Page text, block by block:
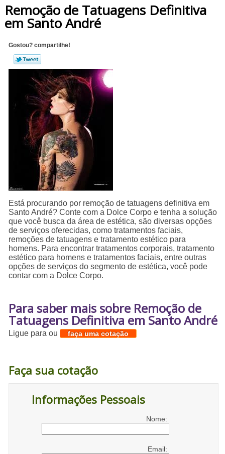
Remoção de Tatuagens Definitiva
em Santo André
Gostou? compartilhe!
Está procurando por remoção de tatuagens definitiva em
Santo André? Conte com a Dolce Corpo e tenha a solução
que você busca da área de estética, são diversas opções
de serviços oferecidas, como tratamentos faciais,
remoções de tatuagens e tratamento estético para
homens. Para encontrar tratamentos corporais, tratamento
estético para homens e tratamentos faciais, entre outras
opções de serviços do segmento de estética, você pode
contar com a Dolce Corpo.
Para saber mais sobre Remoção de
Tatuagens Definitiva em Santo André
Ligue paraou faça uma cotação
Faça sua cotação
Informações Pessoais
Nome:
Email: